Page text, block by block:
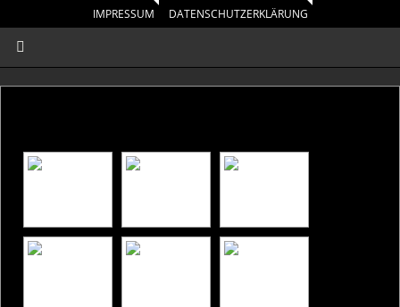
IMPRESSUM DATENSCHUTZERKLÄRUNG